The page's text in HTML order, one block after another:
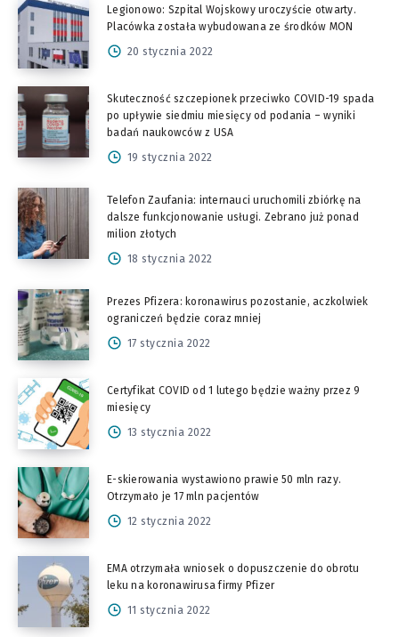
Legionowo: Szpital Wojskowy uroczyście otwarty.
Placówka została wybudowana ze środków MON
20 stycznia 2022
Skuteczność szczepionek przeciwko COVID-19 spada
po upływie siedmiu miesięcy od podania – wyniki
badań naukowców z USA
19 stycznia 2022
Telefon Zaufania: internauci uruchomili zbiórkę na
dalsze funkcjonowanie usługi. Zebrano już ponad
milion złotych
18 stycznia 2022
Prezes Pfizera: koronawirus pozostanie, aczkolwiek
ograniczeń będzie coraz mniej
17 stycznia 2022
Certyfikat COVID od 1 lutego będzie ważny przez 9
miesięcy
13 stycznia 2022
E-skierowania wystawiono prawie 50 mln razy.
Otrzymało je 17 mln pacjentów
12 stycznia 2022
EMA otrzymała wniosek o dopuszczenie do obrotu
leku na koronawirusa firmy Pfizer
11 stycznia 2022